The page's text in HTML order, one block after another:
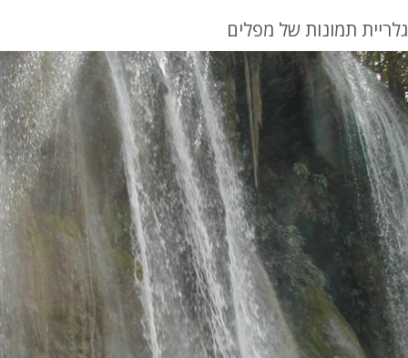
גלריית תמונות של מפלים